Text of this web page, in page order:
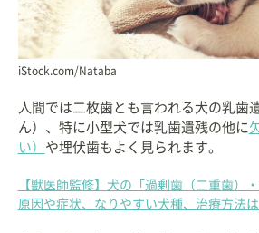
iStock.com/Nataba
人間では二枚歯とも言われる犬の乳歯
ん）、特に小型犬では乳歯遺残の他に
い） や埋伏歯もよく見られます。
【獣医師監修】犬の「過剰歯（二重歯）
原因や症状、なりやすい犬種、治療方法は